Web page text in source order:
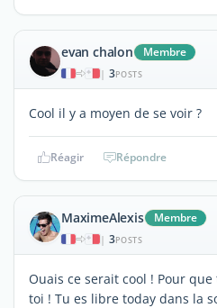
evan chalon Membre
| 3POSTS
Cool il y a moyen de se voir ?
Réagir Répondre
MaximeAlexis Membre
| 3POSTS
Ouais ce serait cool ! Pour
toi ! Tu es libre today dans la